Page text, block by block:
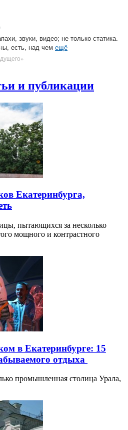
звуки, видео; не только статика.
есть, над чем ещё
и публикации
Екатеринбурга,
пытающихся за несколько
мощного и контрастного
в Екатеринбурге: 15
отдыха
промышленная столица Урала,